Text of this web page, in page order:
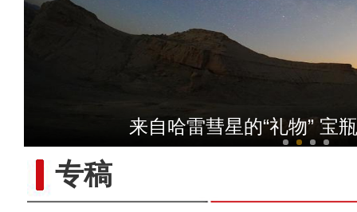
【与你为邻】新疆水
来自哈雷彗星的“礼物” 宝
专稿